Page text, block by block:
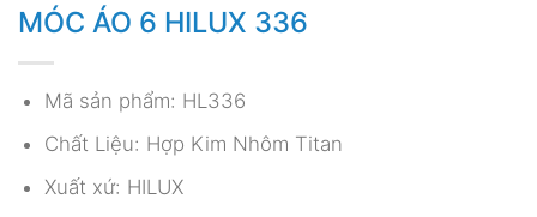
MÓC ÁO 6 HILUX 336
Mã sản phẩm: HL336
Chất Liệu: Hợp Kim Nhôm Titan
Xuất xứ: HILUX